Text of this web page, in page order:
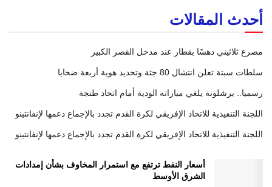
أحدث المقالات
مصرع ثلاثيني دهسًا بقطار عند مدخل القصر الكبير
سلطات سبتة تعلن انتشال 80 جثة وتحديد هوية أربعة ضحايا
رسميا.. برشلونة يلغي مباراته الودية أمام اتحاد طنجة
اللجنة التنفيذية للاتحاد الإفريقي لكرة القدم تجدد بالإجماع دعمها لإنفانتينو
اللجنة التنفيذية للاتحاد الإفريقي لكرة القدم تجدد بالإجماع دعمها لإنفانتينو
أسعار النفط ترتفع مع استمرار المخاوف بشأن إمدادات
الشرق الأوسط